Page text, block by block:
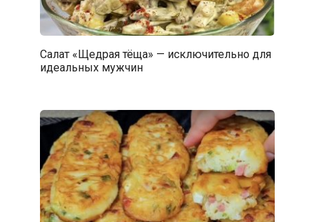
Салат «Щедрая тёща» — исключительно для
идеальных мужчин